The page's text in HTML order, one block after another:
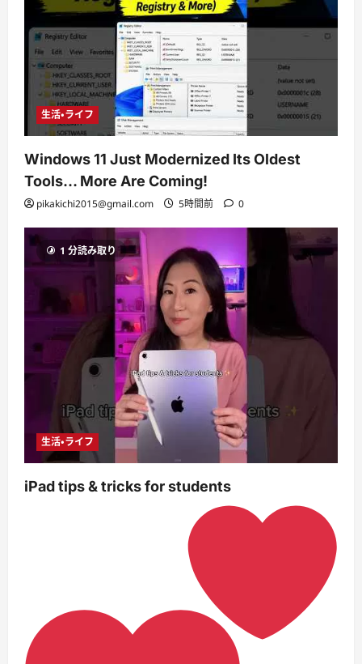
生活・ライフ
Windows 11 Just Modernized Its Oldest
Tools… More Are Coming!
pikakichi2015@gmail.com 5時間前 0
1 分読み取り
生活・ライフ
iPad tips & tricks for students